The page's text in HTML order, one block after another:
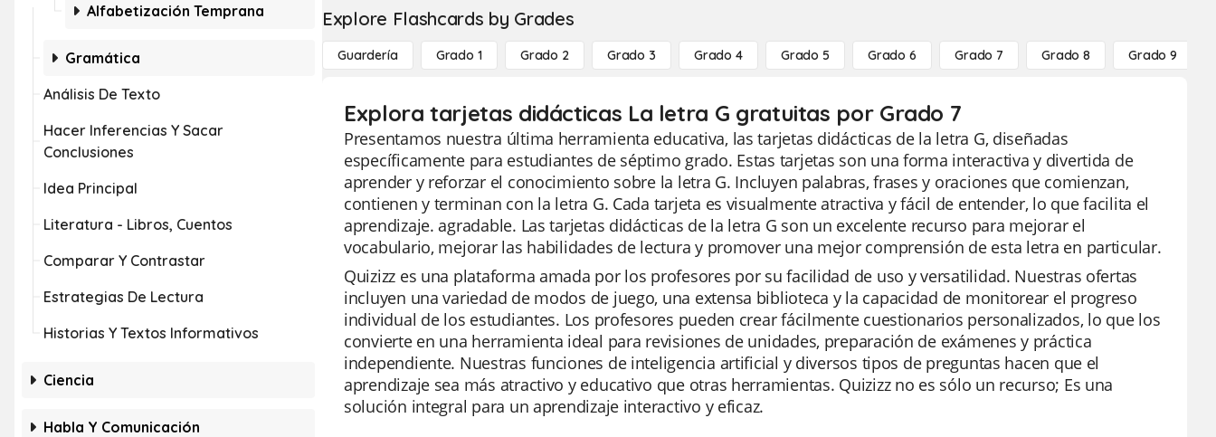
Alfabetización Temprana
Gramática
Análisis De Texto
Hacer Inferencias Y Sacar
Conclusiones
Idea Principal
Literatura - Libros, Cuentos
Comparar Y Contrastar
Estrategias De Lectura
Historias Y Textos Informativos
Ciencia
Habla Y Comunicación
Explore Flashcards by Grades
Guardería Grado 1 Grado 2 Grado 3 Grado 4 Grado 5 Grado 6 Grado 7 Grado 8 Grado 9
Explora tarjetas didácticas La letra G gratuitas por Grado 7
Presentamos nuestra última herramienta educativa, las tarjetas didácticas de la letra G, diseñadas
específicamente para estudiantes de séptimo grado. Estas tarjetas son una forma interactiva y divertida de
aprender y reforzar el conocimiento sobre la letra G. Incluyen palabras, frases y oraciones que comienzan,
contienen y terminan con la letra G. Cada tarjeta es visualmente atractiva y fácil de entender, lo que facilita el
aprendizaje. agradable. Las tarjetas didácticas de la letra G son un excelente recurso para mejorar el
vocabulario, mejorar las habilidades de lectura y promover una mejor comprensión de esta letra en particular.
Quizizz es una plataforma amada por los profesores por su facilidad de uso y versatilidad. Nuestras ofertas
incluyen una variedad de modos de juego, una extensa biblioteca y la capacidad de monitorear el progreso
individual de los estudiantes. Los profesores pueden crear fácilmente cuestionarios personalizados, lo que los
convierte en una herramienta ideal para revisiones de unidades, preparación de exámenes y práctica
independiente. Nuestras funciones de inteligencia artificial y diversos tipos de preguntas hacen que el
aprendizaje sea más atractivo y educativo que otras herramientas. Quizizz no es sólo un recurso; Es una
solución integral para un aprendizaje interactivo y eficaz.